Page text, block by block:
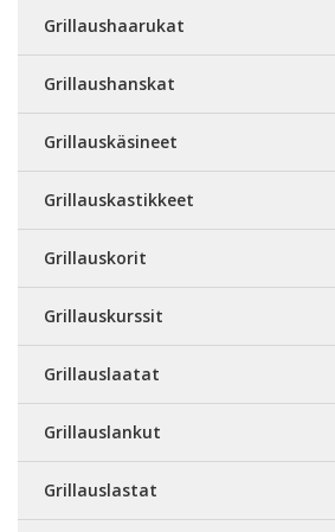
Grillaushaarukat
Grillaushanskat
Grillauskäsineet
Grillauskastikkeet
Grillauskorit
Grillauskurssit
Grillauslaatat
Grillauslankut
Grillauslastat